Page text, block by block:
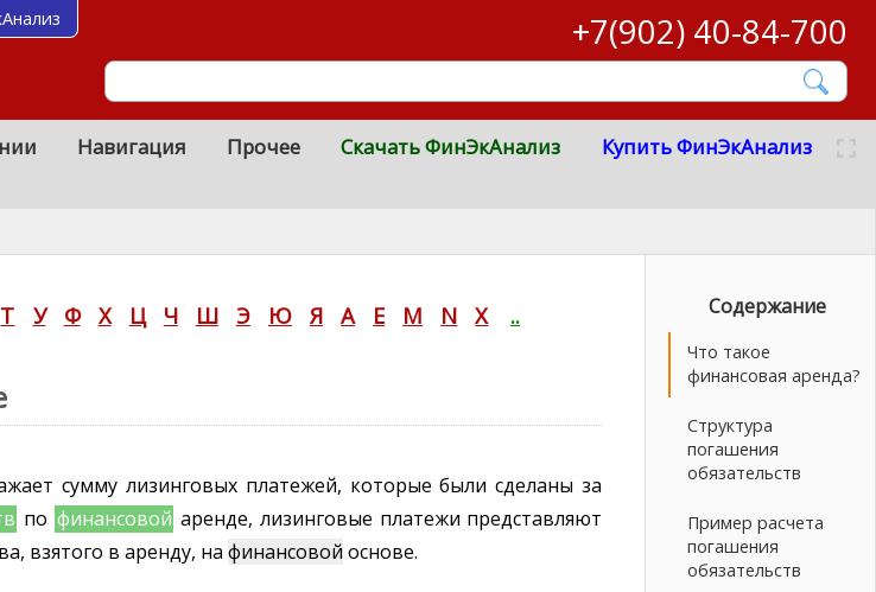
+7(902) 40-84-700
Навигация Прочее Скачать ФинЭкАнализ Купить ФинЭкАнализ
Т У Ф Х Ц Ч Ш Э Ю Я A E M N X ..
сумму лизинговых платежей, которые были сделаны за
по финансовой аренде, лизинговые платежи представляют
взятого в аренду, нафинансовой основе.
Содержание
Что такое
финансовая аренда?
Структура
погашения
обязательств
Пример расчета
погашения
обязательств